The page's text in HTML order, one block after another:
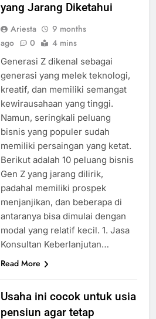
yang Jarang Diketahui
Ariesta
9 months
ago
0 4 mins
Generasi Z dikenal sebagai
generasi yang melek teknologi,
kreatif, dan memiliki semangat
kewirausahaan yang tinggi.
Namun, seringkali peluang
bisnis yang populer sudah
memiliki persaingan yang ketat.
Berikut adalah 10 peluang bisnis
Gen Z yang jarang dilirik,
padahal memiliki prospek
menjanjikan, dan beberapa di
antaranya bisa dimulai dengan
modal yang relatif kecil. 1. Jasa
Konsultan Keberlanjutan…
Read More
Usaha ini cocok untuk usia
pensiun agar tetap